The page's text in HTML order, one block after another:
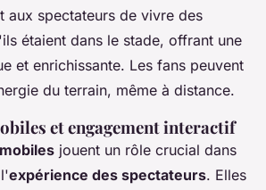
aux spectateurs de vivre des
étaient dans le stade, offrant une
et enrichissante. Les fans peuvent
du terrain, même à distance.
et engagement interactif
jouent un rôle crucial dans
expérience des spectateurs. Elles